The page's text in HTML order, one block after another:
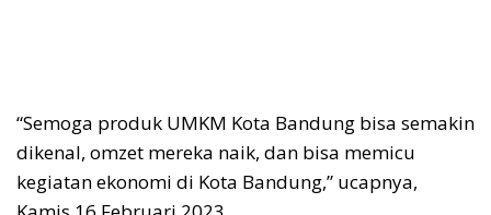
“Semoga produk UMKM Kota Bandung bisa semakin
dikenal, omzet mereka naik, dan bisa memicu
kegiatan ekonomi di Kota Bandung,” ucapnya,